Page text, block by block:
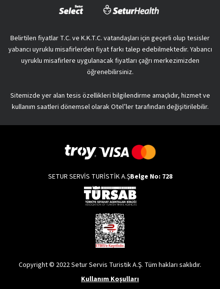
Belirtilen fiyatlar T.C. ve K.K.T.C. vatandaşları için geçerli olup tesisler
yabancı uyruklu misafirlerden fiyat farkı talep edebilmektedir. Yabancı
uyruklu misafirlere uygulanacak fiyatları çağrı merkezimizden
öğrenebilirsiniz.
Sitemizde yer alan tesis özellikleri bilgilendirme amaçlıdır, hizmet ve
kullanım saatleri dönemsel olarak Otel’ler tarafından değişitirilebilir.
SETUR SERVİS TURİSTİK A.ŞBelge No: 728
Copyright © 2022 Setur Servis Turistik A.Ş. Tüm hakları saklıdır.
Kullanım Koşulları